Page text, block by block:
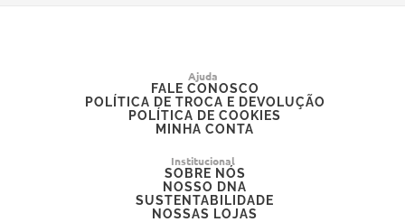
Ajuda
FALE CONOSCO
POLÍTICA DE TROCA E DEVOLUÇÃO
POLÍTICA DE COOKIES
MINHA CONTA
Institucional
SOBRE NÓS
NOSSO DNA
SUSTENTABILIDADE
NOSSAS LOJAS